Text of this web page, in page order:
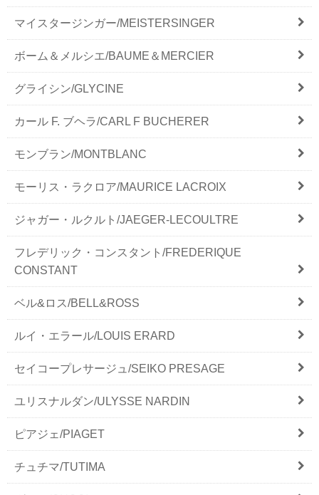
マイスタージンガー/MEISTERSINGER
ボーム＆メルシエ/BAUME＆MERCIER
グライシン/GLYCINE
カール F. ブヘラ/CARL F BUCHERER
モンブラン/MONTBLANC
モーリス・ラクロア/MAURICE LACROIX
ジャガー・ルクルト/JAEGER-LECOULTRE
フレデリック・コンスタント/FREDERIQUE
CONSTANT
ベル&ロス/BELL&ROSS
ルイ・エラール/LOUIS ERARD
セイコープレサージュ/SEIKO PRESAGE
ユリスナルダン/ULYSSE NARDIN
ピアジェ/PIAGET
チュチマ/TUTIMA